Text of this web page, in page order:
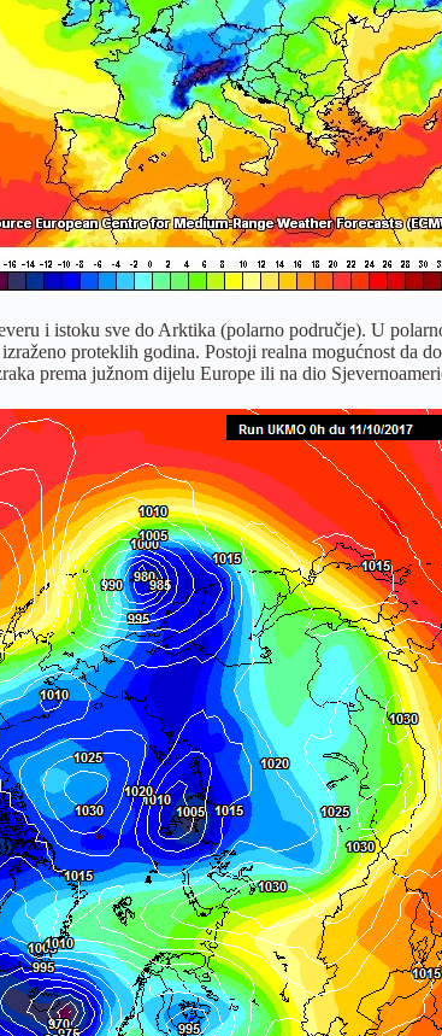
i istoku sve do Arktika (polarno područje). U
proteklih godina. Postoji realna mogućnost da
prema južnom dijelu Europe ili na dio